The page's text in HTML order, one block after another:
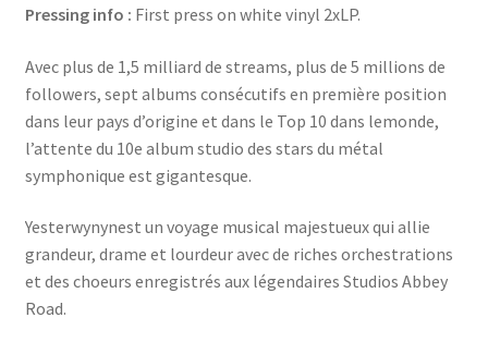
Pressing info : First press on white vinyl 2xLP.
Avec plus de 1,5 milliard de streams, plus de 5 millions de
followers, sept albums consécutifs en première position
dans leur pays d’origine et dans le Top 10 dans lemonde,
l’attente du 10e album studio des stars du métal
symphonique est gigantesque.
Yesterwynynest un voyage musical majestueux qui allie
grandeur, drame et lourdeur avec de riches orchestrations
et des choeurs enregistrés aux légendaires Studios Abbey
Road.